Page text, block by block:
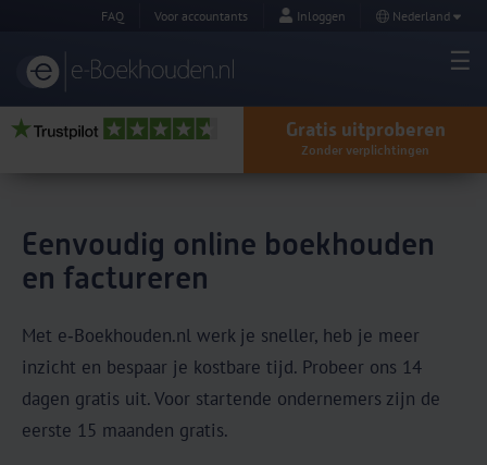
FAQ Voor accountants Inloggen Nederland
Gratis uitproberen
Zonder verplichtingen
Eenvoudig online boekhouden
en factureren
Met e‑Boekhouden.nl werk je sneller, heb je meer
inzicht en bespaar je kostbare tijd. Probeer ons 14
dagen gratis uit. Voor startende ondernemers zijn de
eerste 15 maanden gratis.